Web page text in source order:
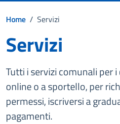
Home / Servizi
Servizi
Tutti i servizi comunali per
online o a sportello, per
permessi, iscriversi a
pagamenti.